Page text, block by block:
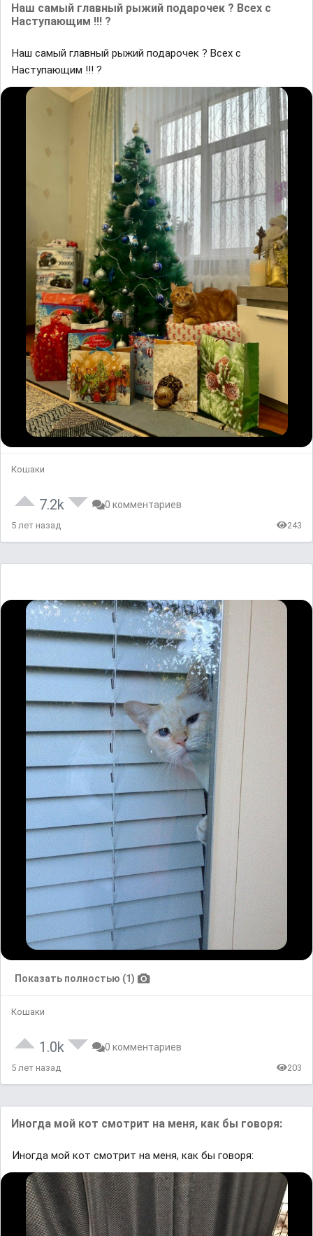
Наш самый главный рыжий подарочек ? Всех с
Наступающим !!! ?
Наш самый главный рыжий подарочек ? Всех с
Наступающим !!! ?
Кошаки
7.2k 0 комментариев
5 лет назад 243
Показать полностью (1)
Кошаки
1.0k 0 комментариев
5 лет назад 203
Иногда мой кот смотрит на меня, как бы говоря:
Иногда мой кот смотрит на меня, как бы говоря: